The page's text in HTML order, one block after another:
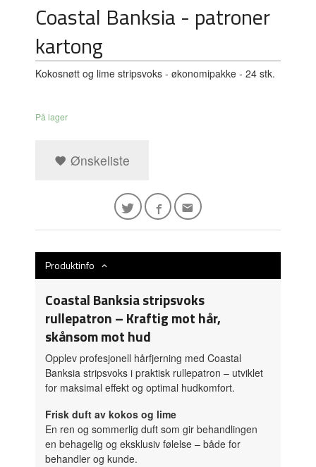
Coastal Banksia - patroner
kartong
Kokosnøtt og lime stripsvoks - økonomipakke - 24 stk.
På lager
Ønskeliste
Produktinfo
Coastal Banksia stripsvoks
rullepatron – Kraftig mot hår,
skånsom mot hud
Opplev profesjonell hårfjerning med Coastal
Banksia stripsvoks i praktisk rullepatron – utviklet
for maksimal effekt og optimal hudkomfort.
Frisk duft av kokos og lime
En ren og sommerlig duft som gir behandlingen
en behagelig og eksklusiv følelse – både for
behandler og kunde.